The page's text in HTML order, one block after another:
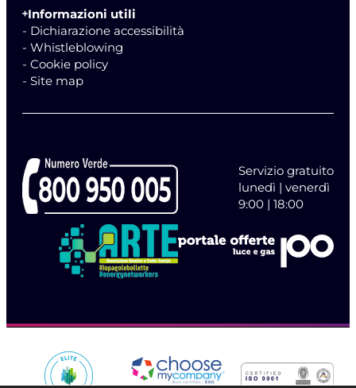
Informazioni utili
- Dichiarazione accessibilità
- Whistleblowing
- Cookie policy
- Site map
Servizio gratuito
lunedì | venerdì
9:00 | 18:00